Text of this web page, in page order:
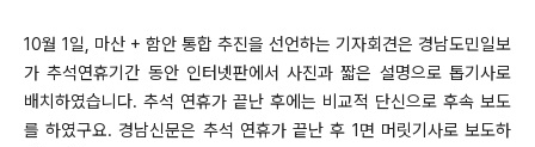
10월 1일, 마산 + 함안 통합 추진을 선언하는 기자회견은 경남도민일보
가 추석연휴기간 동안 인터넷판에서 사진과 짧은 설명으로 톱기사로
배치하였습니다. 추석 연휴가 끝난 후에는 비교적 단신으로 후속 보도
를 하였구요. 경남신문은 추석 연휴가 끝난 후 1면 머릿기사로 보도하